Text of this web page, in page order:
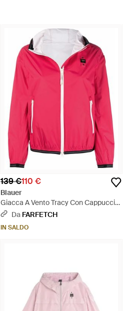
139 €110 €
Blauer
Giacca A Vento Tracy Con Cappuccio
- Rosa
Da FARFETCH
IN SALDO